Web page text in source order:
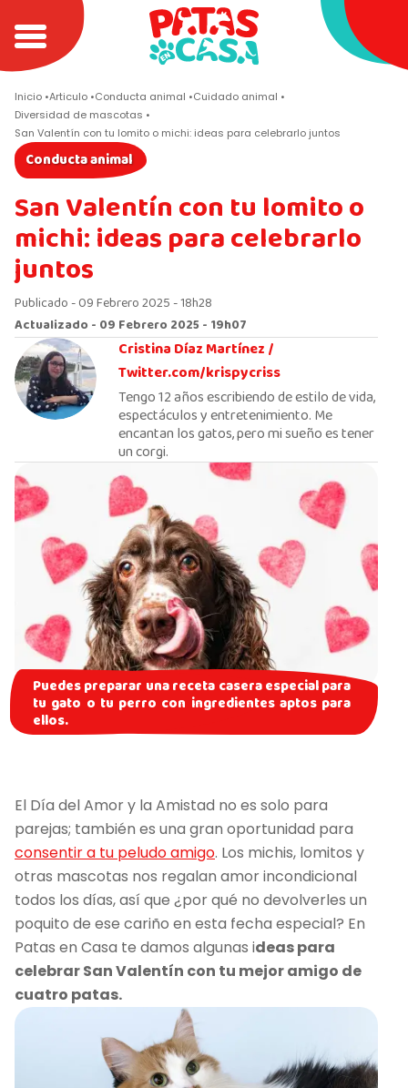
Inicio Articulo Conducta animal
Cuidado animal
Diversidad de mascotas
San Valentín con tu lomito o michi: ideas para celebrarlo juntos
Conducta animal
San Valentín con tu lomito o
michi: ideas para celebrarlo
juntos
Publicado - 09 Febrero 2025 - 18h28
Actualizado - 09 Febrero 2025 - 19h07
Cristina Díaz Martínez /
Twitter.com/krispycriss
Tengo 12 años escribiendo de estilo de vida,
espectáculos y entretenimiento. Me
encantan los gatos, pero mi sueño es tener
un corgi.
Puedes preparar una receta casera especial para
tu gato o tu perro con ingredientes aptos para
ellos.
El Día del Amor y la Amistad no es solo para
parejas; también es una gran oportunidad para
consentir a tu peludo amigo. Los michis, lomitos y
otras mascotas nos regalan amor incondicional
todos los días, así que ¿por qué no devolverles un
poquito de ese cariño en esta fecha especial? En
Patas en Casa te damos algunas ideas para
celebrar San Valentín con tu mejor amigo de
cuatro patas.